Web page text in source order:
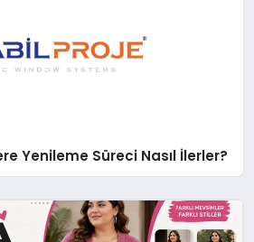
Yenileme Süreci Nasıl İlerler?